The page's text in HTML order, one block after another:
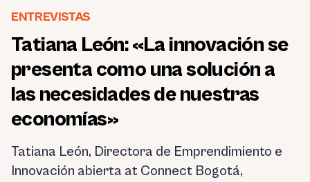
ENTREVISTAS
Tatiana León: «La innovación se
presenta como una solución a
las necesidades de nuestras
economías»
Tatiana León, Directora de Emprendimiento e
Innovación abierta at Connect Bogotá,